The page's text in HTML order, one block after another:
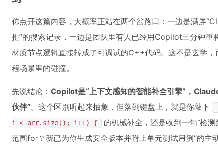
你点开这篇内容，大概率正站在两个岔路口：一边是满屏
拒”的搜索记录，一边是团队里有人已经用Copilot三分钟
材质节点逻辑直接转成了可调试的C++代码。这不是玄学
程场景里的碰撞。
先说结论： Copilot是“上下文感知的智能补全引擎”，
伙伴”。这个区别听起来抽象，但落到键盘上，就是你敲下
i < arr.size(); i++) {
的机械补全，还是收到一句“检
范围for？我已为你生成安全版本并附上单元测试用例”的主